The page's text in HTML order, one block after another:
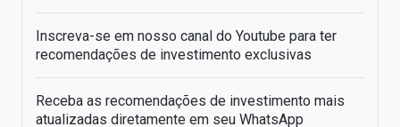
Inscreva-se em nosso canal do Youtube para ter
recomendações de investimento exclusivas
Receba as recomendações de investimento mais
atualizadas diretamente em seu WhatsApp